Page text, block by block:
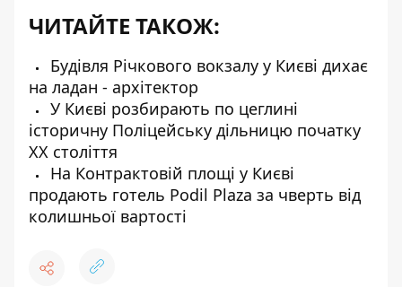
ЧИТАЙТЕ ТАКОЖ:
Будівля Річкового вокзалу у Києві дихає
на ладан - архітектор
У Києві розбирають по цеглині
історичну Поліцейську дільницю початку
ХХ століття
На Контрактовій площі у Києві
продають готель Podil Plaza за чверть від
колишньої вартості